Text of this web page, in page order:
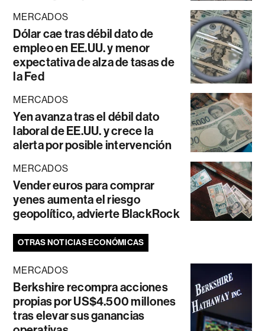
MERCADOS
Dólar cae tras débil dato de
empleo en EE.UU. y menor
expectativa de alza de tasas de
la Fed
MERCADOS
Yen avanza tras el débil dato
laboral de EE.UU. y crece la
alerta por posible intervención
MERCADOS
Vender euros para comprar
yenes aumenta el riesgo
geopolítico, advierte BlackRock
OTRAS NOTICIAS ECONÓMICAS
MERCADOS
Berkshire recompra acciones
propias por US$4.500 millones
tras elevar sus ganancias